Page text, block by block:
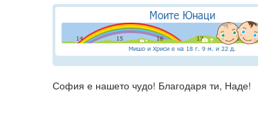
София е нашето чудо! Благодаря ти, Наде!